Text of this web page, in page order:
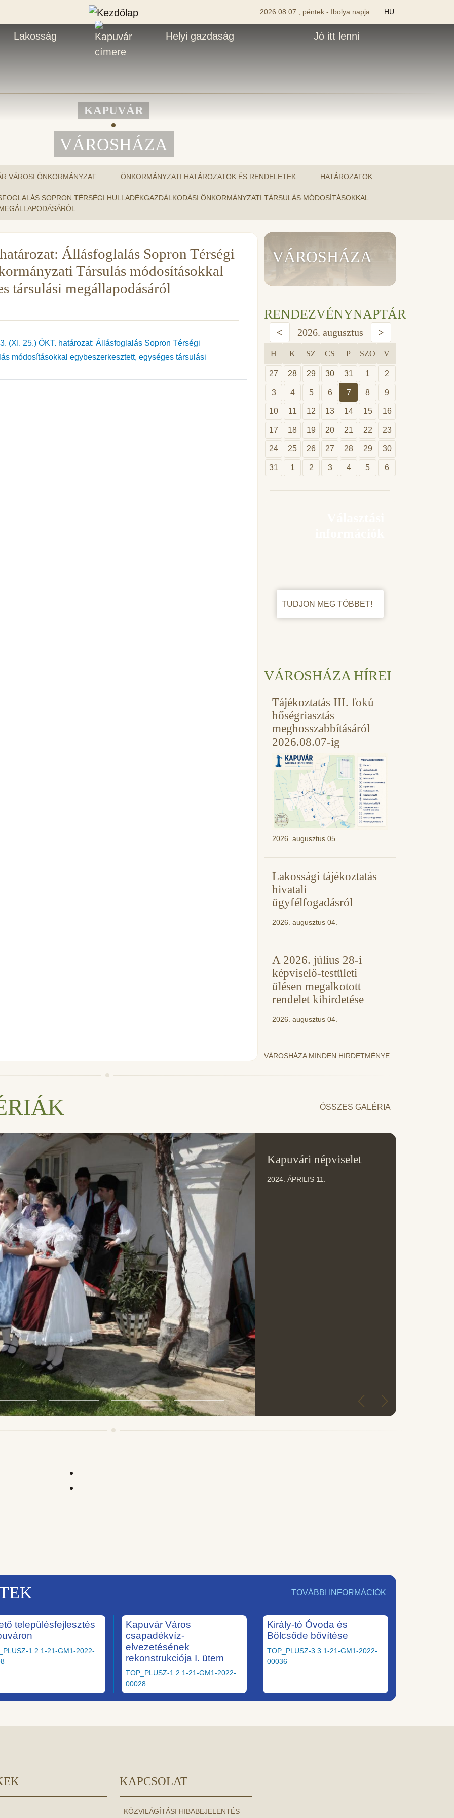
2026.08.07., péntek - Ibolya napja HU
Lakosság Helyi gazdaság Jó itt lenni
KAPUVÁR
VÁROSHÁZA
VÁROSI ÖNKORMÁNYZAT ÖNKORMÁNYZATI HATÁROZATOK ÉS RENDELETEK
HATÁROZATOK
SOPRON TÉRSÉGI HULLADÉKGAZDÁLKODÁSI ÖNKORMÁNYZATI TÁRSULÁS MÓDOSÍTÁSOKKAL
Állásfoglalás Sopron Térségi
Társulás módosításokkal
társulási megállapodásáról
(XI. 25.) ÖKT. határozat: Állásfoglalás Sopron Térségi
módosításokkal egybeszerkesztett, egységes társulási
VÁROSHÁZA
RENDEZVÉNYNAPTÁR
< 2026. augusztus >
H K SZ CS P SZO V
27 28 29 30 31 1 2
3 4 5 6 7 8 9
10 11 12 13 14 15 16
17 18 19 20 21 22 23
24 25 26 27 28 29 30
31 1 2 3 4 5 6
TUDJON MEG TÖBBET!
VÁROSHÁZA HÍREI
Tájékoztatás III. fokú
hőségriasztás
meghosszabbításáról
2026.08.07-ig
2026. augusztus 05.
Lakossági tájékoztatás
hivatali
ügyfélfogadásról
2026. augusztus 04.
A 2026. július 28-i
képviselő-testületi
ülésen megalkotott
rendelet kihirdetése
2026. augusztus 04.
VÁROSHÁZA MINDEN HIRDETMÉNYE
ÖSSZES GALÉRIA
Kapuvári népviselet
2024. ÁPRILIS 11.
TOVÁBBI INFORMÁCIÓK
településfejlesztés
1.2.1-21-GM1-2022-
Kapuvár Város
csapadékvíz-
elvezetésének
rekonstrukciója I. ütem
TOP_PLUSZ-1.2.1-21-GM1-2022-
00028
Király-tó Óvoda és
Bölcsőde bővítése
TOP_PLUSZ-3.3.1-21-GM1-2022-
00036
KAPCSOLAT
KÖZVILÁGÍTÁSI HIBABEJELENTÉS